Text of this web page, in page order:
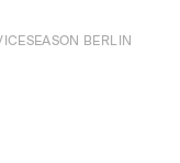
BERLIN